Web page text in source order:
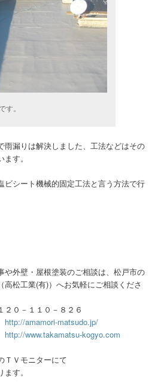
す。
雨漏りは解決しました、工法などはその
す。
ビシート機械的固定工法と言う方法で行
や外壁・屋根塗装のご相談は、松戸市の
高松工業(有)）へお気軽にご相談くださ
０－１１０－８２６
http://amamori-matsudo.jp/
http://www.takamatsu-kogyo.com
ＴＶモニターにて
す。